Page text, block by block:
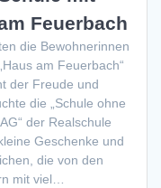
Feuerbach
die Bewohnerinnen
am Feuerbach“
der Freude und
die „Schule ohne
der Realschule
Geschenke und
die von den
mit viel…